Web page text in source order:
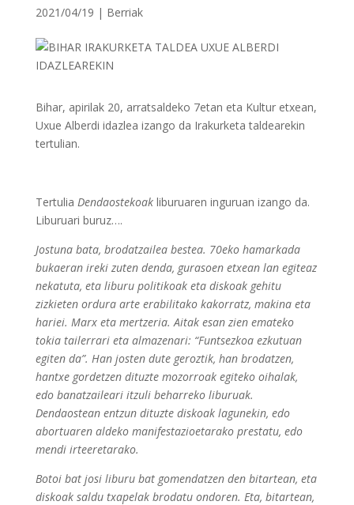
2021/04/19 | Berriak
Bihar, apirilak 20, arratsaldeko 7etan eta Kultur etxean,
Uxue Alberdi idazlea izango da Irakurketa taldearekin
tertulian.
Tertulia Dendaostekoakliburuaren inguruan izango da.
Liburuari buruz….
Jostuna bata, brodatzailea bestea. 70eko hamarkada
bukaeran ireki zuten denda, gurasoen etxean lan egiteaz
nekatuta, eta liburu politikoak eta diskoak gehitu
zizkieten ordura arte erabilitako kakorratz, makina eta
hariei. Marx eta mertzeria. Aitak esan zien emateko
tokia tailerrari eta almazenari: “Funtsezkoa ezkutuan
egiten da”. Han josten dute geroztik, han brodatzen,
hantxe gordetzen dituzte mozorroak egiteko oihalak,
edo banatzaileari itzuli beharreko liburuak.
Dendaostean entzun dituzte diskoak lagunekin, edo
abortuaren aldeko manifestazioetarako prestatu, edo
mendi irteeretarako.
Botoi bat josi liburu bat gomendatzen den bitartean, eta
diskoak saldu txapelak brodatu ondoren. Eta, bitartean,